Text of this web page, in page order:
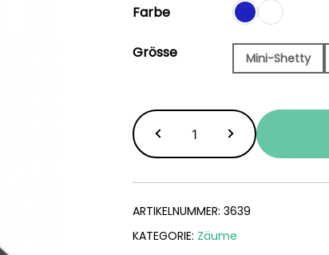
Farbe
Grösse Mini-Shetty
Larea
Menge
ARTIKELNUMMER: 3639
KATEGORIE: Zäume